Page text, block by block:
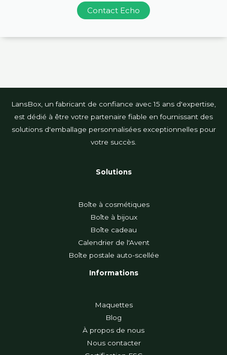
Contact Echo
LansBox, un fabricant de confiance avec 15 ans d'expertise,
est dédié à être votre partenaire fiable en fournissant des
solutions d'emballage personnalisées exceptionnelles pour
votre succès.
Solutions
Boîte à cosmétiques
Boîte à bijoux
Boîte cadeau
Calendrier de l'Avent
Boîte postale auto-scellée
Informations
Maquettes
Blog
À propos de nous
Nous contacter